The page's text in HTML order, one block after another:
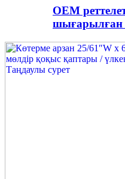
OEM
шығарылған